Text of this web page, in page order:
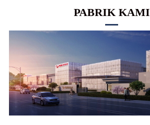
PABRIK KAMI